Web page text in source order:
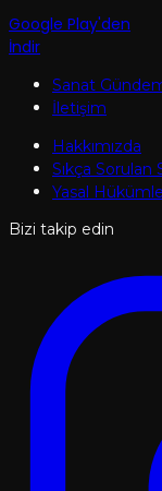
Google Play'den
İndir
Sanat
İletişim
Hakkımızda
Sıkça Sorulan
Yasal
Bizi takip edin